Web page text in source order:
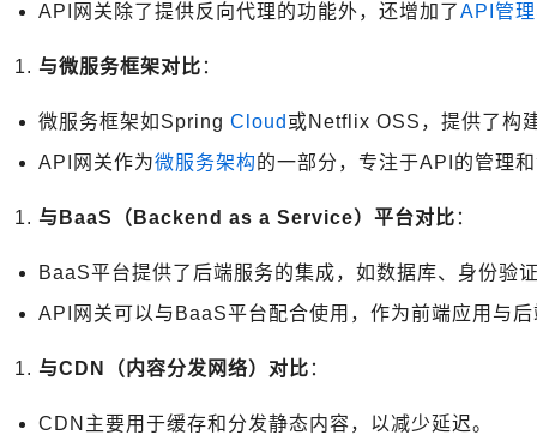
API网关除了提供反向代理的功能外，还增加了API管理
与微服务框架对比 ：
微服务框架如Spring Cloud 或Netflix OSS，提供了构
API网关作为微服务架构的一部分，专注于API的管理
与BaaS（Backend as a Service）平台对比 ：
BaaS平台提供了后端服务的集成，如数据库、身份验
API网关可以与BaaS平台配合使用，作为前端应用与
与CDN（内容分发网络）对比 ：
CDN主要用于缓存和分发静态内容，以减少延迟。